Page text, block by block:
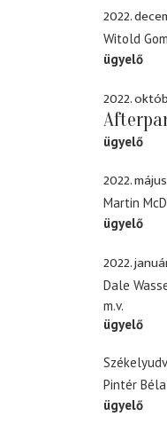
2022.
Witold
ügyelő
2022.
ügyelő
2022.
Martin
ügyelő
2022.
Dale
m.v.
ügyelő
Pintér Béla
ügyelő